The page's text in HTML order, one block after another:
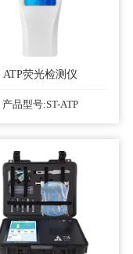
ATP荧光检测仪
产品型号:ST-ATP